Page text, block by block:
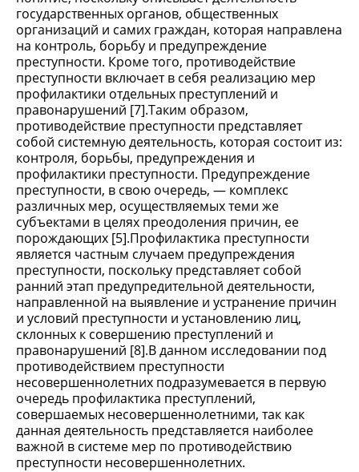
государственных органов, общественных
организаций и самих граждан, которая направлена
на контроль, борьбу и предупреждение
преступности. Кроме того, противодействие
преступности включает в себя реализацию мер
профилактики отдельных преступлений и
правонарушений [7].Таким образом,
противодействие преступности представляет
собой системную деятельность, которая состоит из:
контроля, борьбы, предупреждения и
профилактики преступности. Предупреждение
преступности, в свою очередь, — комплекс
различных мер, осуществляемых теми же
субъектами в целях преодоления причин, ее
порождающих [5].Профилактика преступности
является частным случаем предупреждения
преступности, поскольку представляет собой
ранний этап предупредительной деятельности,
направленной на выявление и устранение причин
и условий преступности и установлению лиц,
склонных к совершению преступлений и
правонарушений [8].В данном исследовании под
противодействием преступности
несовершеннолетних подразумевается в первую
очередь профилактика преступлений,
совершаемых несовершеннолетними, так как
данная деятельность представляется наиболее
важной в системе мер по противодействию
преступности несовершеннолетних.